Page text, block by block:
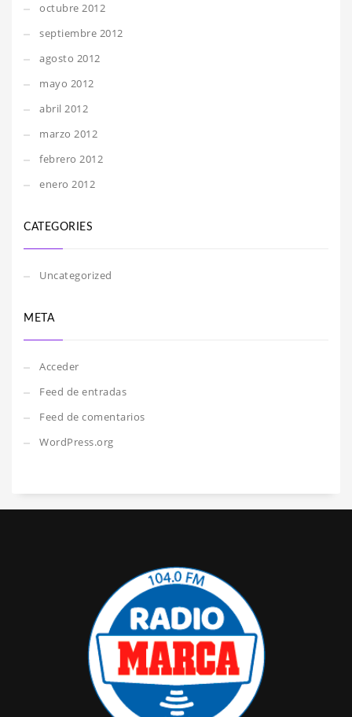
octubre 2012
septiembre 2012
agosto 2012
mayo 2012
abril 2012
marzo 2012
febrero 2012
enero 2012
CATEGORIES
Uncategorized
META
Acceder
Feed de entradas
Feed de comentarios
WordPress.org